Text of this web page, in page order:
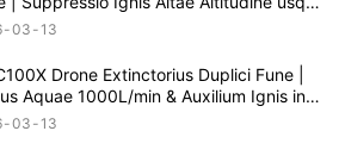
03 13
Drone Extinctorius Duplici Fune |
Aquae 1000L/min & Auxilium Ignis in
100m
03 13